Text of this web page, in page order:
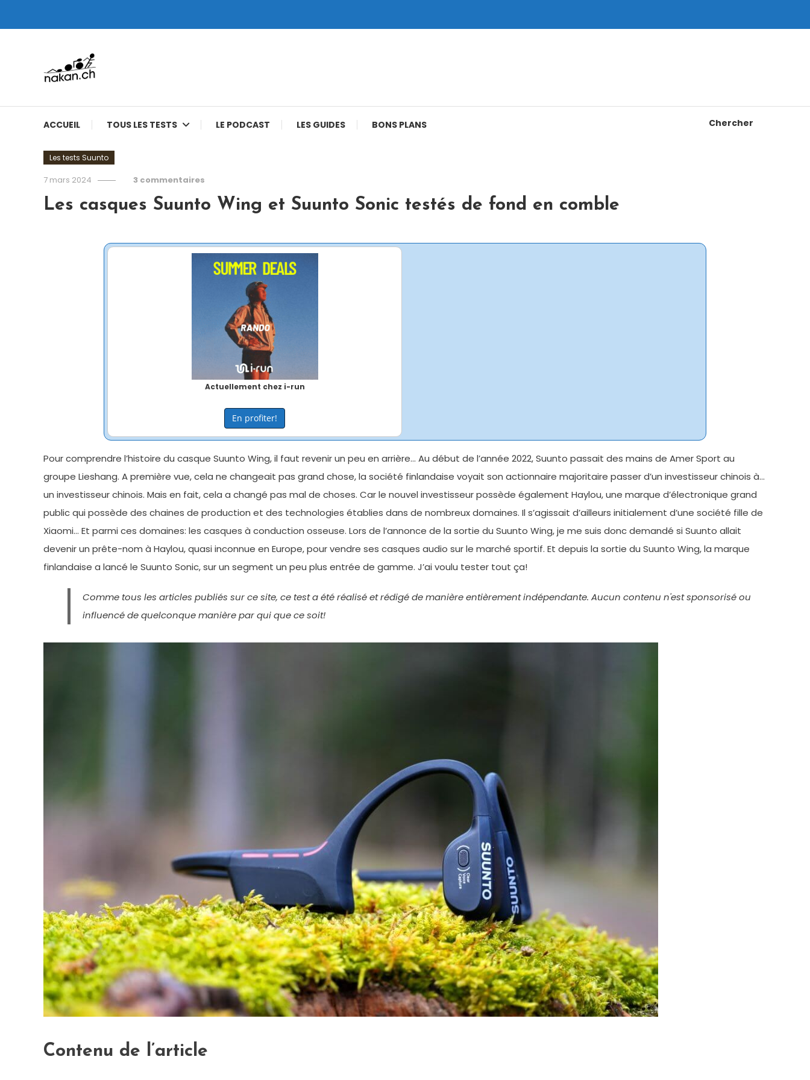
ACCUEIL TOUS LES TESTS LE PODCAST LES GUIDES BONS PLANS Chercher
Les tests Suunto
7 mars 2024 3 commentaires
Les casques Suunto Wing et Suunto Sonic testés de fond en comble
Actuellement chez i-run
En profiter!
Pour comprendre l’histoire du casque Suunto Wing, il faut revenir un peu en arrière… Au début de l’année 2022, Suunto passait des mains de Amer Sport au
groupe Lieshang. A première vue, cela ne changeait pas grand chose, la société finlandaise voyait son actionnaire majoritaire passer d’un investisseur chinois à…
un investisseur chinois. Mais en fait, cela a changé pas mal de choses. Car le nouvel investisseur possède également Haylou, une marque d’électronique grand
public qui possède des chaines de production et des technologies établies dans de nombreux domaines. Il s’agissait d’ailleurs initialement d’une société fille de
Xiaomi… Et parmi ces domaines: les casques à conduction osseuse. Lors de l’annonce de la sortie du Suunto Wing, je me suis donc demandé si Suunto allait
devenir un prête-nom à Haylou, quasi inconnue en Europe, pour vendre ses casques audio sur le marché sportif. Et depuis la sortie du Suunto Wing, la marque
finlandaise a lancé le Suunto Sonic, sur un segment un peu plus entrée de gamme. J’ai voulu tester tout ça!
Comme tous les articles publiés sur ce site, ce test a été réalisé et rédigé de manière entièrement indépendante. Aucun contenu n'est sponsorisé ou
influencé de quelconque manière par qui que ce soit!
Contenu de l’article